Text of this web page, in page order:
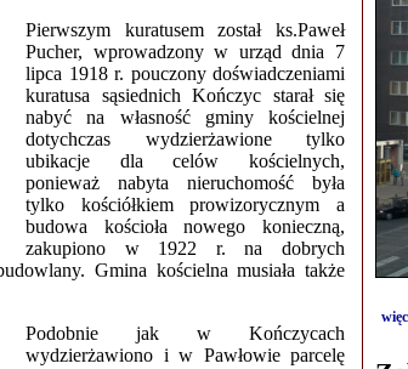
Pierwszym kuratusem został ks.Paweł
Pucher, wprowadzony w urząd dnia 7
lipca 1918 r. pouczony doświadczeniami
kuratusa sąsiednich Kończyc starał się
nabyć na własność gminy kościelnej
dotychczas wydzierżawione tylko
ubikacje dla celów kościelnych,
ponieważ nabyta nieruchomość była
tylko kościółkiem prowizorycznym a
budowa kościoła nowego konieczną,
zakupiono w 1922 r. na dobrych
Gmina kościelna musiała także
Podobnie jak w Kończycach
wydzierżawiono i w Pawłowie parcelę